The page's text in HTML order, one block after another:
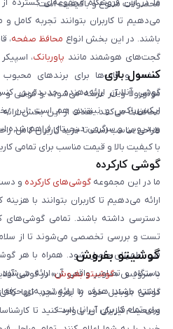
محصولات متنوع و باکیفیت است.
می‌دهیم تا کاربران بتوانند تجربه کامل
باشند. در این بخش انواع محافظ صفحه،
گجت‌های هوشمند مانند پاوربانک،
صفحه و قاب‌ها برای برندهای محبوب
موتورولا و آنر عرضه می‌شوند و گوشی و
محافظت می‌کنند. هدف از این بخش ارائه
طراحی مناسب است تا خرید کاربران کامل،
کنسول بازی
گوشی آنلاین ارائه‌دهنده جدیدترین
ایکس‌باکس و نینتندو هم است. این
ویدیویی و سرگرمی دیجیتال فراهم شده
با کیفیت بالا و قیمت مناسب برای تمامی
گوشی کارکرده
ما در این مجموعه گوشی‌های کارکرده و
ارائه می‌دهیم تا کاربران بتوانند با
دسترسی داشته باشند. تمامی گوشی‌های
تست و بررسی تخصصی می‌شوند تا از
فنی اطمینان حاصل شود. همراه با هر
دستگاه و تصاویر واقعی آن ارائه می‌شود
داشته باشند. هدف ما ارائه تجربه‌ای
برای تمام کاربران ایرانی است.
گوشیتو بفروش
با سرویس «گوشیتو بفروش» در گوشی
گوشی موبایل خود را بفروشید. تنها
وضعیت فیزیکی آن را وارد کنید تا